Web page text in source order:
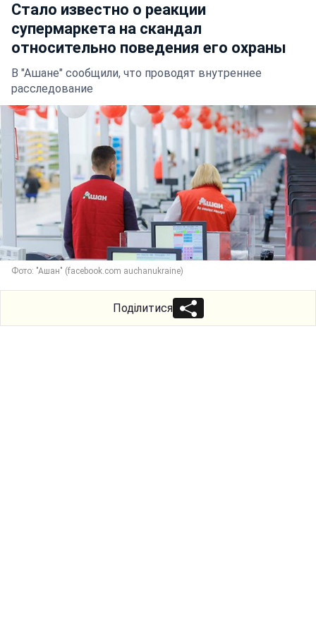
Стало известно о реакции
супермаркета на скандал
относительно поведения его охраны
В "Ашане" сообщили, что проводят внутреннее
расследование
Фото: "Ашан" (facebook.com auchanukraine)
Поділитися